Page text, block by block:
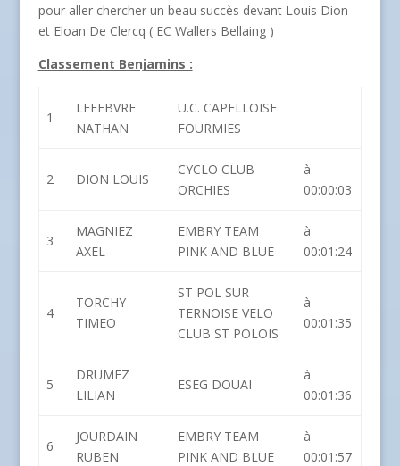
pour aller chercher un beau succès devant Louis Dion
et Eloan De Clercq ( EC Wallers Bellaing )
Classement Benjamins :
1
LEFEBVRE
NATHAN
U.C. CAPELLOISE
FOURMIES
2 DION LOUIS
CYCLO CLUB
ORCHIES
à
00:00:03
3
MAGNIEZ
AXEL
EMBRY TEAM
PINK AND BLUE
à
00:01:24
4
TORCHY
TIMEO
ST POL SUR
TERNOISE VELO
CLUB ST POLOIS
à
00:01:35
5
DRUMEZ
LILIAN
ESEG DOUAI
à
00:01:36
6
JOURDAIN
RUBEN
EMBRY TEAM
PINK AND BLUE
à
00:01:57